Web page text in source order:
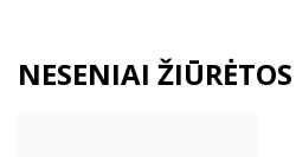
NESENIAI ŽIŪRĖTOS